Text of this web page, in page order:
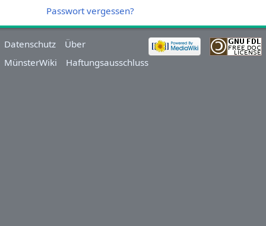
Passwort vergessen?
Datenschutz
Über
MünsterWiki
Haftungsausschluss